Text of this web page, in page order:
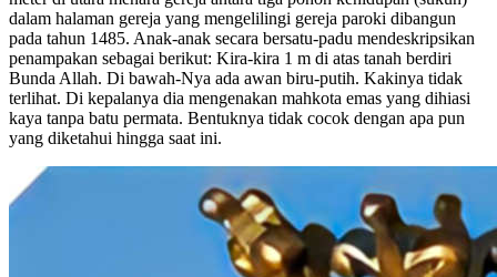
dalam halaman gereja yang mengelilingi gereja paroki dibangun
pada tahun 1485. Anak-anak secara bersatu-padu mendeskripsikan
penampakan sebagai berikut: Kira-kira 1 m di atas tanah berdiri
Bunda Allah. Di bawah-Nya ada awan biru-putih. Kakinya tidak
terlihat. Di kepalanya dia mengenakan mahkota emas yang dihiasi
kaya tanpa batu permata. Bentuknya tidak cocok dengan apa pun
yang diketahui hingga saat ini.